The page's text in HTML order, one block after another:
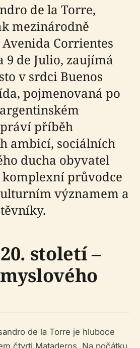
de la Torre,
mezinárodně
Corrientes
9 de Julio, zaujímá
v srdci Buenos
pojmenovaná po
příběh
ambicí, sociálních
ducha obyvatel
komplexní průvodce
významem a
století –
de la Torre je hluboce
čtvrti Mataderos. Na počátku